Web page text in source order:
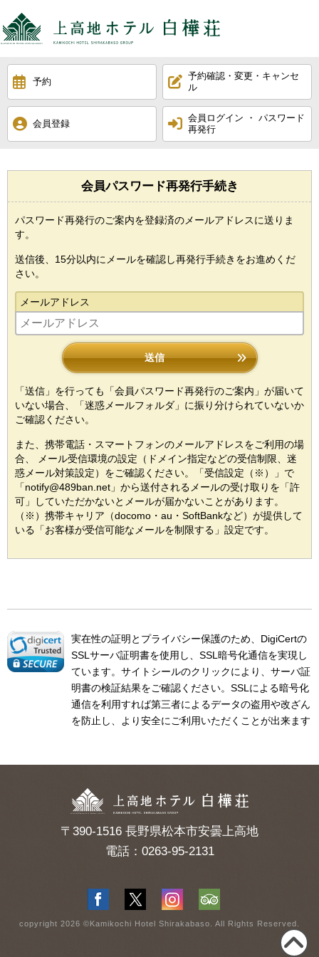
予約
予約確認・変更・キャンセ
ル
会員登録
会員ログイン ・ パスワード
再発行
会員パスワード再発行手続き
パスワード再発行のご案内を登録済のメールアドレスに送りま
す。
送信後、15分以内にメールを確認し再発行手続きをお進めくだ
さい。
メールアドレス
送信
「送信」を行っても「会員パスワード再発行のご案内」が届いて
いない場合、「迷惑メールフォルダ」に振り分けられていないか
ご確認ください。
また、携帯電話・スマートフォンのメールアドレスをご利用の場
合、 メール受信環境の設定（ドメイン指定などの受信制限、迷
惑メール対策設定）をご確認ください。「受信設定（※）」で
「notify@489ban.net」から送付されるメールの受け取りを「許
可」していただかないとメールが届かないことがあります。
（※）携帯キャリア（docomo・au・SoftBankなど）が提供して
いる「お客様が受信可能なメールを制限する」設定です。
実在性の証明とプライバシー保護のため、DigiCertの
SSLサーバ証明書を使用し、SSL暗号化通信を実現し
ています。サイトシールのクリックにより、サーバ証
明書の検証結果をご確認ください。SSLによる暗号化
通信を利用すれば第三者によるデータの盗用や改ざん
を防止し、より安全にご利用いただくことが出来ます
〒390-1516 長野県松本市安曇上高地
電話：0263-95-2131
copyright 2026 ©Kamikochi Hotel Shirakabaso. All Rights Reserved.